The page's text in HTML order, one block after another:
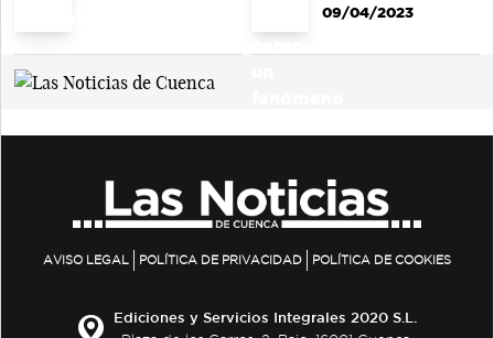
09/04/2023
AVISO LEGAL POLÍTICA DE PRIVACIDAD POLÍTICA DE COOKIES
Ediciones y Servicios Integrales 2020 S.L.